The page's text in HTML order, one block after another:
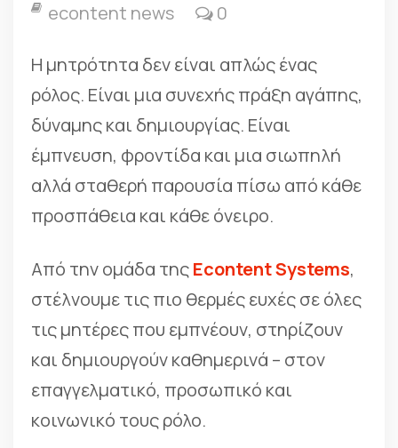
econtent news
0
Η μητρότητα δεν είναι απλώς ένας
ρόλος. Είναι μια συνεχής πράξη αγάπης,
δύναμης και δημιουργίας. Είναι
έμπνευση, φροντίδα και μια σιωπηλή
αλλά σταθερή παρουσία πίσω από κάθε
προσπάθεια και κάθε όνειρο.
Από την ομάδα τηςEcontent Systems,
στέλνουμε τις πιο θερμές ευχές σε όλες
τις μητέρες που εμπνέουν, στηρίζουν
και δημιουργούν καθημερινά – στον
επαγγελματικό, προσωπικό και
κοινωνικό τους ρόλο.